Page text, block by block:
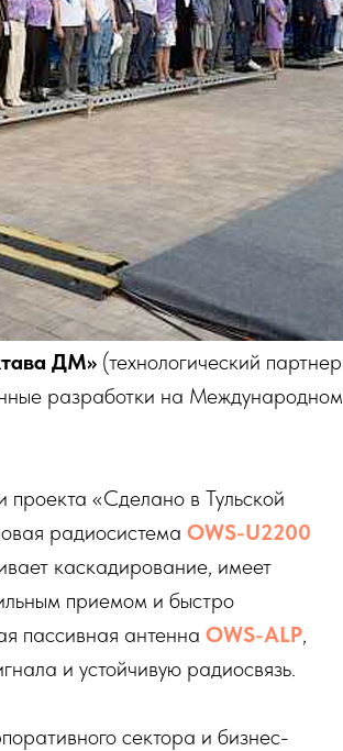
ДМ» (технологический партнер
разработки на Международном
«Сделано в Тульской
радиосистема OWS-U2200
каскадирование, имеет
приемом и быстро
пассивная антенна OWS-ALP,
и устойчивую радиосвязь.
сектора и бизнес-